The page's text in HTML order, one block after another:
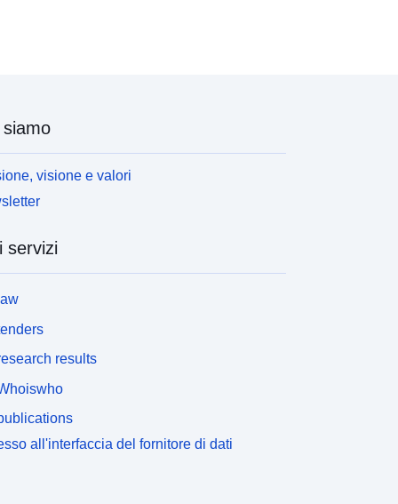
siamo
visione e valori
servizi
results
all'interfaccia del fornitore di dati